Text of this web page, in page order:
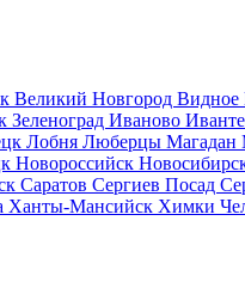
Великий Новгород Видное
Зеленоград Иваново
Лобня Люберцы Магадан
Новороссийск
Саратов Сергиев Посад
Ханты-Мансийск Химки